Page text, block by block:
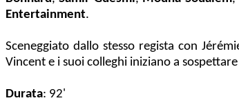
Entertainment.
Sceneggiato dallo stesso regista con
Vincent e i suoi colleghi iniziano a
Durata: 92'